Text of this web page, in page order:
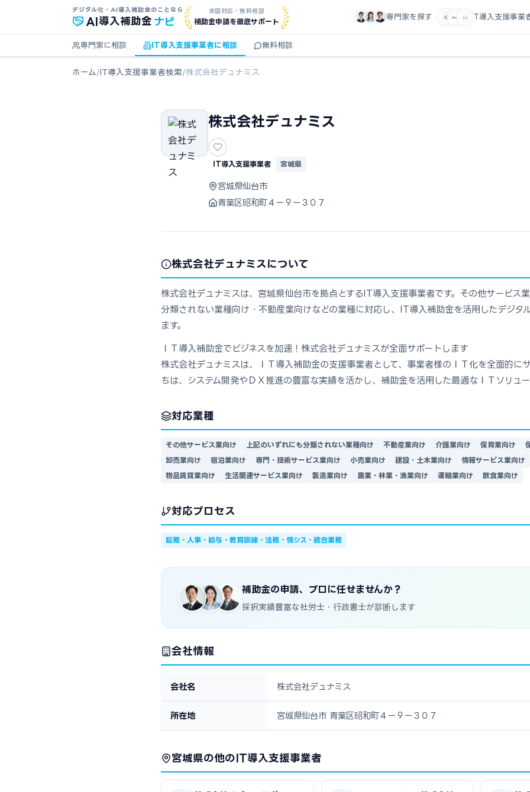
デジタル化・AI導入補助金のことなら
AI導入補助金 ナビ
全国対応・無料相談
補助金申請を徹底サポート
専門家を探す IT導入支援事業
専門家に相談 IT導入支援事業者に相談 無料相談
ホーム /IT導入支援事業者検索/株式会社デュナミス
株式会社デュナミス
IT導入支援事業者 宮城県
宮城県仙台市
青葉区昭和町４ー９ー３０７
株式会社デュナミスについて
株式会社デュナミスは、宮城県仙台市を拠点とするIT導入支援事業者です。その他サービス
分類されない業種向け・不動産業向けなどの業種に対応し、IT導入補助金を活用したデジタ
ます。
ＩＴ導入補助金でビジネスを加速！株式会社デュナミスが全面サポートします
株式会社デュナミスは、ＩＴ導入補助金の支援事業者として、事業者様のＩＴ化を全面的に
ちは、システム開発やＤＸ推進の豊富な実績を活かし、補助金を活用した最適なＩＴソリュ
対応業種
その他サービス業向け 上記のいずれにも分類されない業種向け 不動産業向け 介護業向け 保育業向け
卸売業向け
宿泊業向け 専門・技術サービス業向け 小売業向け 建設・土木業向け
情報サービス業向け
物品賃貸業向け
生活関連サービス業向け 製造業向け 農業・林業・漁業向け 運輸業向け 飲食業向け
対応プロセス
総務・人事・給与・教育訓練・法務・情シス・統合業務
補助金の申請、プロに任せませんか？
採択実績豊富な社労士・行政書士が診断します
会社情報
会社名 株式会社デュナミス
所在地 宮城県仙台市 青葉区昭和町４ー９ー３０７
宮城県の他のIT導入支援事業者